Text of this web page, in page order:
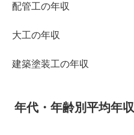
配管工の年収
大工の年収
建築塗装工の年収
年代・年齢別平均年収